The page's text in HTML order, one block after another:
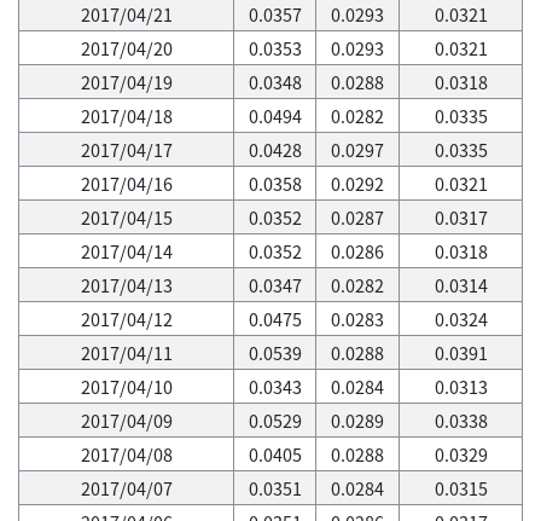
2017/04/21
0.0357 0.0293
0.0321
2017/04/20
0.0353 0.0293
0.0321
2017/04/19
0.0348 0.0288
0.0318
2017/04/18
0.0494 0.0282
0.0335
2017/04/17
0.0428 0.0297
0.0335
2017/04/16
0.0358 0.0292
0.0321
2017/04/15
0.0352 0.0287
0.0317
2017/04/14
0.0352 0.0286
0.0318
2017/04/13
0.0347 0.0282
0.0314
2017/04/12
0.0475 0.0283
0.0324
2017/04/11
0.0539 0.0288
0.0391
2017/04/10
0.0343 0.0284
0.0313
2017/04/09
0.0529 0.0289
0.0338
2017/04/08
0.0405 0.0288
0.0329
2017/04/07
0.0351 0.0284
0.0315